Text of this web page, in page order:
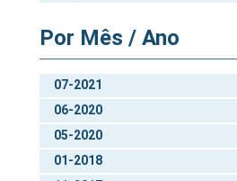
Por Mês / Ano
07-2021
06-2020
05-2020
01-2018